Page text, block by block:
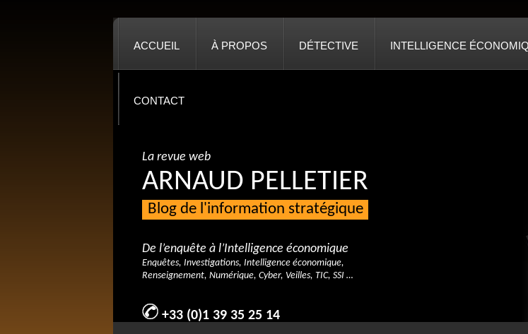
ACCUEIL À PROPOS DÉTECTIVE INTELLIGENCE
CONTACT
La revue web
ARNAUD PELLETIER
Blog de l'information stratégique
De l’enquête à l’Intelligence économique
Enquêtes, Investigations, Intelligence économique,
Renseignement, Numérique, Cyber, Veilles, TIC, SSI …
+33 (0)1 39 35 25 14